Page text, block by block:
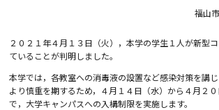
福山
２０２１年４月１３日（火），本学の学生１人が新型
ていることが判明しました。
本学では，各教室への消毒液の設置など感染対策を講じ
より慎重を期するため，４月１４日（水）から４月２
で，大学キャンパスへの入構制限を実施します。